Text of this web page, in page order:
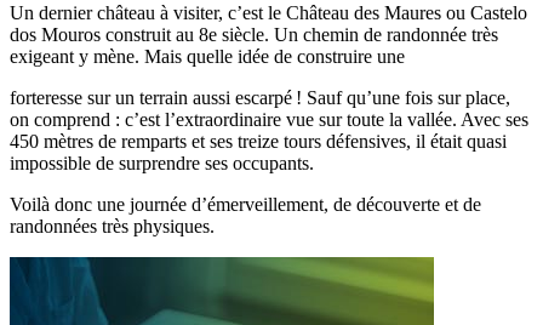
Un dernier château à visiter, c’est le Château des Maures ou Castelo
dos Mouros construit au 8e siècle. Un chemin de randonnée très
exigeant y mène. Mais quelle idée de construire une
forteresse sur un terrain aussi escarpé ! Sauf qu’une fois sur place,
on comprend : c’est l’extraordinaire vue sur toute la vallée. Avec ses
450 mètres de remparts et ses treize tours défensives, il était quasi
impossible de surprendre ses occupants.
Voilà donc une journée d’émerveillement, de découverte et de
randonnées très physiques.